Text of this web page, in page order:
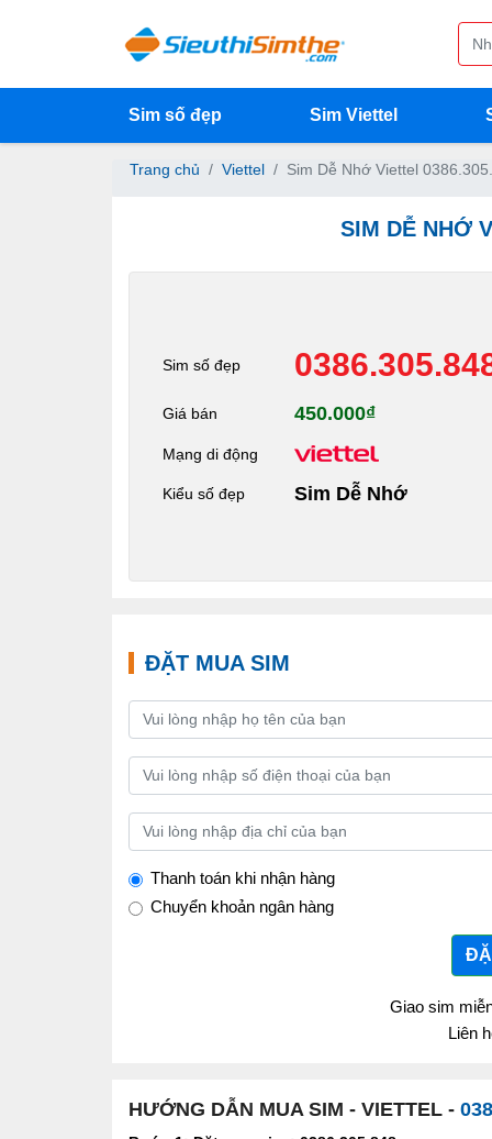
Sim số đẹp Sim Viettel
Trang chủ Viettel Sim Dễ Nhớ Viettel
SIM DỄ NHỚ
Sim số đẹp
Giá bán 450.000₫
Mạng di động
Kiểu số đẹp Sim Dễ Nhớ
ĐẶT MUA SIM
Thanh toán khi nhận hàng
Chuyển khoản ngân hàng
Giao sim
Liên
HƯỚNG DẪN MUA SIM - VIETTEL -